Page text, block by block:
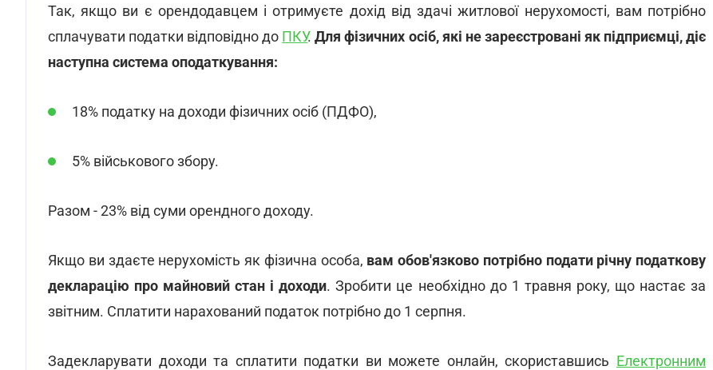
Так, якщо ви є орендодавцем і отримуєте дохід від здачі житлової нерухомості, вам потрібно
сплачувати податки відповідно до ПКУ.Для фізичних осіб, які не зареєстровані як підприємці, діє
наступна система оподаткування:
18% податку на доходи фізичних осіб (ПДФО),
5% військового збору.
Разом - 23% від суми орендного доходу.
Якщо ви здаєте нерухомість як фізична особа, вам обов'язково потрібно подати річну податкову
декларацію про майновий стан і доходи. Зробити це необхідно до 1 травня року, що настає за
звітним. Сплатити нарахований податок потрібно до 1 серпня.
Задекларувати доходи та сплатити податки ви можете онлайн, скориставшись Електронним